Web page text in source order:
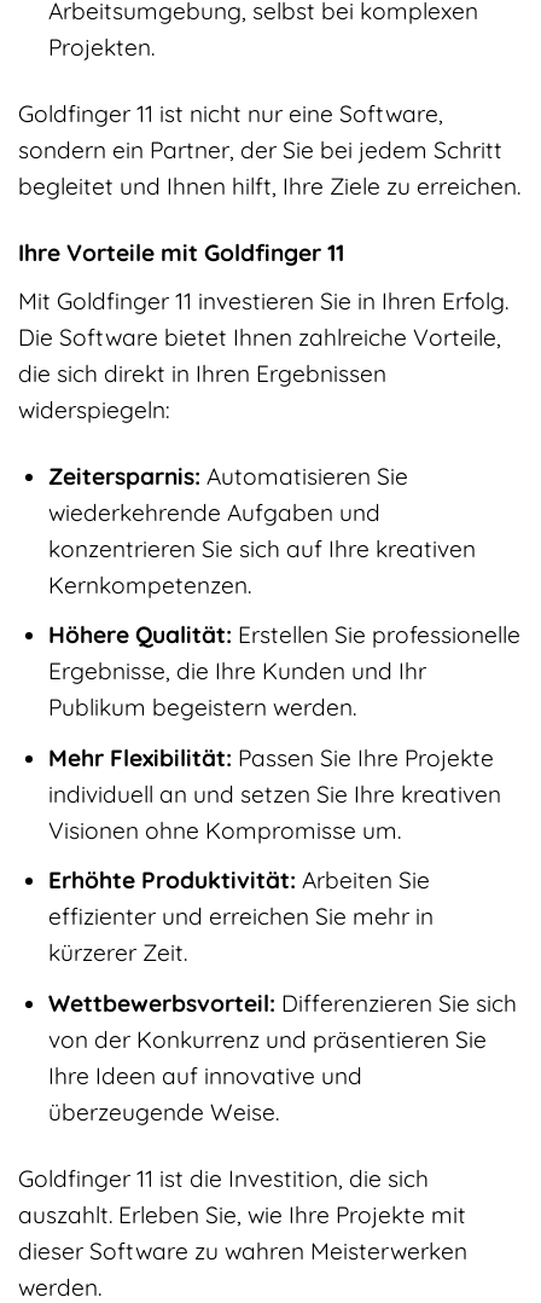
Arbeitsumgebung, selbst bei komplexen
Projekten.
Goldfinger 11 ist nicht nur eine Software,
sondern ein Partner, der Sie bei jedem Schritt
begleitet und Ihnen hilft, Ihre Ziele zu erreichen.
Ihre Vorteile mit Goldfinger 11
Mit Goldfinger 11 investieren Sie in Ihren Erfolg.
Die Software bietet Ihnen zahlreiche Vorteile,
die sich direkt in Ihren Ergebnissen
widerspiegeln:
Zeitersparnis: Automatisieren Sie
wiederkehrende Aufgaben und
konzentrieren Sie sich auf Ihre kreativen
Kernkompetenzen.
Höhere Qualität: Erstellen Sie professionelle
Ergebnisse, die Ihre Kunden und Ihr
Publikum begeistern werden.
Mehr Flexibilität: Passen Sie Ihre Projekte
individuell an und setzen Sie Ihre kreativen
Visionen ohne Kompromisse um.
Erhöhte Produktivität: Arbeiten Sie
effizienter und erreichen Sie mehr in
kürzerer Zeit.
Wettbewerbsvorteil: Differenzieren Sie sich
von der Konkurrenz und präsentieren Sie
Ihre Ideen auf innovative und
überzeugende Weise.
Goldfinger 11 ist die Investition, die sich
auszahlt. Erleben Sie, wie Ihre Projekte mit
dieser Software zu wahren Meisterwerken
werden.